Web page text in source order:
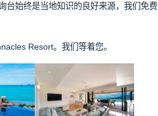
台始终是当地知识的良好来源，我们免费
Resort。我们等着您。